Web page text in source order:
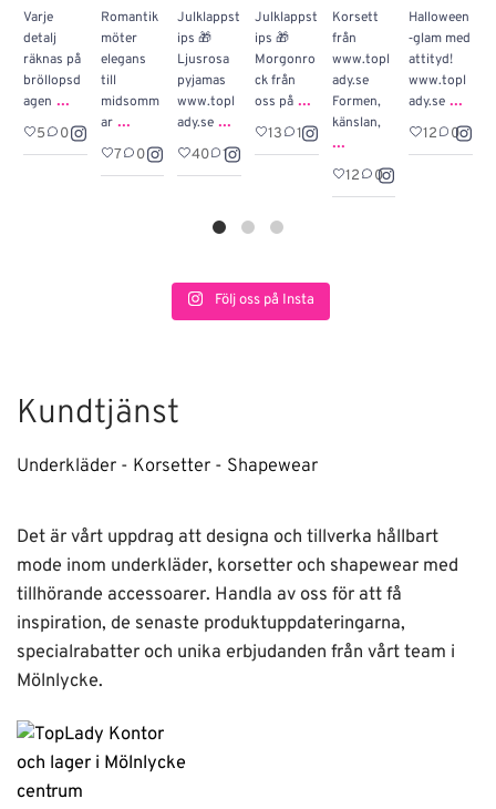
Varje
detalj
räknas på
bröllopsd
agen ...
5 0
Romantik
möter
elegans
till
midsomm
ar ...
7 0
Julklappst
ips 🎁
Ljusrosa
pyjamas
www.topl
ady.se ...
40 1
Julklappst
ips 🎁
Morgonro
ck från
oss på ...
13 1
Korsett
från
www.topl
ady.se
Formen,
känslan,
...
12 0
Halloween
‑glam med
attityd!
www.topl
ady.se ...
12 0
Följ oss på Insta
Kundtjänst
Underkläder - Korsetter - Shapewear
Det är vårt uppdrag att designa och tillverka hållbart
mode inom underkläder, korsetter och shapewear med
tillhörande accessoarer. Handla av oss för att få
inspiration, de senaste produktuppdateringarna,
specialrabatter och unika erbjudanden från vårt team i
Mölnlycke.